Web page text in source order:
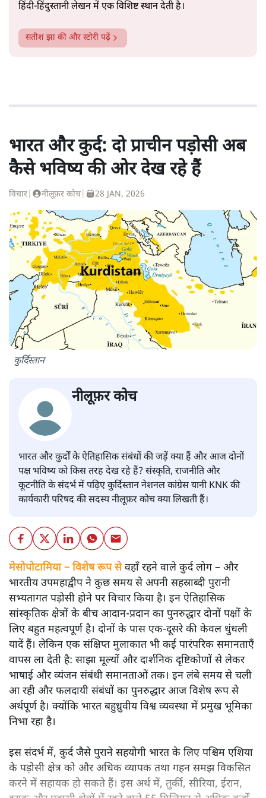
हिंदी‑हिंदुस्तानी लेखन में एक विशिष्ट स्थान देती है।
सतीश झा की और स्टोरी पढ़ें
भारत और कुर्द: दो प्राचीन पड़ोसी अब
कैसे भविष्य की ओर देख रहे हैं
विचार नीलूफ़र कोच 28 JAN, 2026
कुर्दिस्तान
नीलूफ़र कोच
भारत और कुर्दों के ऐतिहासिक संबंधों की जड़ें क्या हैं और आज दोनों
पक्ष भविष्य को किस तरह देख रहे हैं? संस्कृति, राजनीति और
कूटनीति के संदर्भ में पढ़िए कुर्दिस्तान नेशनल कांग्रेस यानी KNK की
कार्यकारी परिषद की सदस्य नीलूफ़र कोच क्या लिखती हैं।
मेसोपोटामिया – विशेष रूप सेवहाँ रहने वाले कुर्द लोग – और
भारतीय उपमहाद्वीप ने कुछ समय से अपनी सहस्राब्दी पुरानी
सभ्यतागत पड़ोसी होने पर विचार किया है। इन ऐतिहासिक
सांस्कृतिक क्षेत्रों के बीच आदान-प्रदान का पुनरुद्धार दोनों पक्षों के
लिए बहुत महत्वपूर्ण है। दोनों के पास एक-दूसरे की केवल धुंधली
यादें हैं। लेकिन एक संक्षिप्त मुलाकात भी कई पारंपरिक समानताएँ
वापस ला देती है: साझा मूल्यों और दार्शनिक दृष्टिकोणों से लेकर
भाषाई और व्यंजन संबंधी समानताओं तक। इन लंबे समय से चली
आ रही और फलदायी संबंधों का पुनरुद्धार आज विशेष रूप से
अर्थपूर्ण है। क्योंकि भारत बहुध्रुवीय विश्व व्यवस्था में प्रमुख भूमिका
निभा रहा है।
इस संदर्भ में, कुर्द जैसे पुराने सहयोगी भारत के लिए पश्चिम एशिया
के पड़ोसी क्षेत्र को और अधिक व्यापक तथा गहन समझ विकसित
करने में सहायक हो सकते हैं। इस अर्थ में, तुर्की, सीरिया, ईरान,